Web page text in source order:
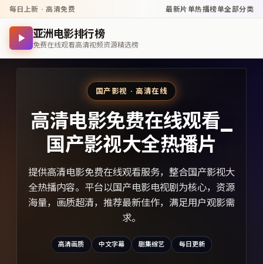
每日上新 · 高清免费 最新片单热播榜单全部分类
亚洲电影排行榜
免费在线观看高清视频资源精选榜
国产影视 · 高清在线
高清电影免费在线观看_
国产影视大全热播片
提供高清电影免费在线观看服务，整合国产影视大
全热播内容。平台以国产电影电视剧为核心，资源
海量，画质超清，推荐最新佳作，满足用户观影需
求。
高清画质 中文字幕 剧集综艺 每日更新